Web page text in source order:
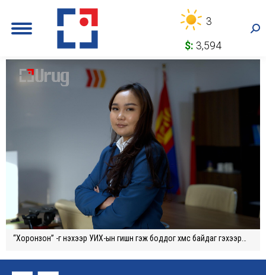
3
$: 3,594
“Хоронзон” -г үнэхээр УИХ-ын гишүүн гэж боддог хүмүүс байдаг гэхээр…